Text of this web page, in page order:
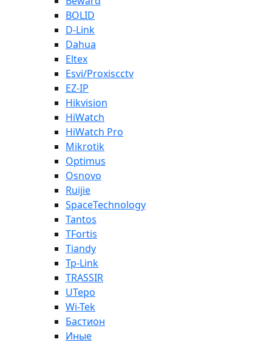
BOLID
D-Link
Dahua
Eltex
Esvi/Proxiscctv
EZ-IP
Hikvision
HiWatch
HiWatch Pro
Mikrotik
Optimus
Osnovo
Ruijie
SpaceTechnology
Tantos
TFortis
Tiandy
Tp-Link
TRASSIR
UTepo
Wi-Tek
Бастион
Иные